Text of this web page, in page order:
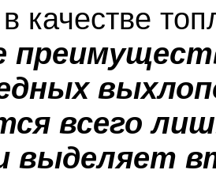
качестве
всего
выделяет